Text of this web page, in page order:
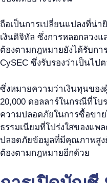
ถือเป็นการเปลี่ยนแปลงที่น่
เงินดิจิทัล ซึ่งการหลอกลวง
ต้องตามกฎหมายยังได้รับกา
CySEC ซึ่งรับรองว่าเป็นไ
ซึ่งหมายความว่าเงินทุนของ
20,000 ดอลลาร์ในกรณีที่โบ
ความปลอดภัยในการซื้อขา
ธรรมเนียมที่โปร่งใสของแพ
ปลอดภัยข้อมูลที่มีคุณภาพสูง
ต้องตามกฎหมายอีกด้วย